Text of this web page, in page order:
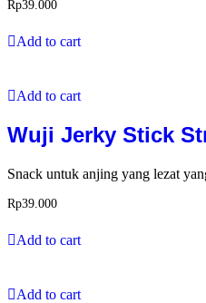
Rp39.000
Add to cart
Add to cart
Wuji Jerky Stick
Snack untuk anjing yang lezat
Rp39.000
Add to cart
Add to cart